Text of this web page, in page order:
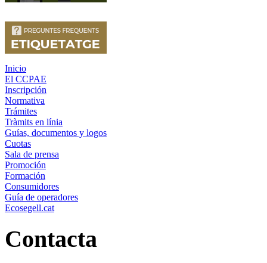
Inicio
El CCPAE
Inscripción
Normativa
Trámites
Tràmits en línia
Guías, documentos y logos
Cuotas
Sala de prensa
Promoción
Formación
Consumidores
Guía de operadores
Ecosegell.cat
Contacta